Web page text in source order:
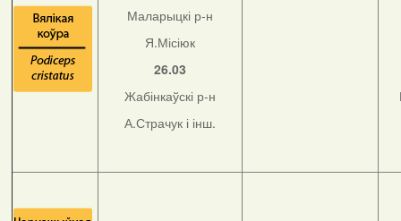
Маларыцкі р-н
Я.Місіюк
26.03
Жабінкаўскі р-н
А.Страчук і інш.